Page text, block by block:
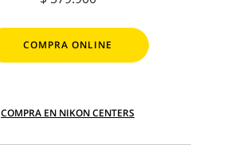
COMPRA ONLINE
COMPRA EN NIKON CENTERS